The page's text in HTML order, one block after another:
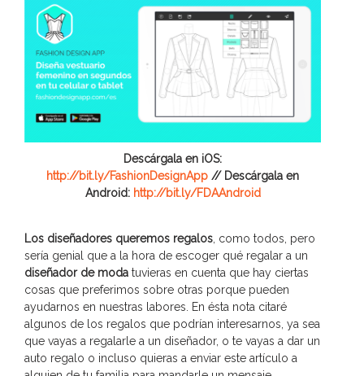
Descárgala en iOS:
http://bit.ly/FashionDesignApp // Descárgala en
Android: http://bit.ly/FDAAndroid
Los diseñadores queremos regalos , como todos, pero
sería genial que a la hora de escoger qué regalar a un
diseñador de moda tuvieras en cuenta que hay ciertas
cosas que preferimos sobre otras porque pueden
ayudarnos en nuestras labores. En ésta nota citaré
algunos de los regalos que podrían interesarnos, ya sea
que vayas a regalarle a un diseñador, o te vayas a dar un
auto regalo o incluso quieras a enviar este artículo a